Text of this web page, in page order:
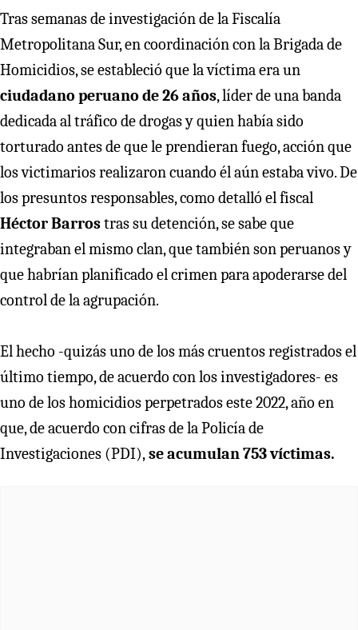
Tras semanas de investigación de la Fiscalía
Metropolitana Sur, en coordinación con la Brigada de
Homicidios, se estableció que la víctima era un
ciudadano peruano de 26 años, líder de una banda
dedicada al tráfico de drogas y quien había sido
torturado antes de que le prendieran fuego, acción que
los victimarios realizaron cuando él aún estaba vivo. De
los presuntos responsables, como detalló el fiscal
Héctor Barrostras su detención, se sabe que
integraban el mismo clan, que también son peruanos y
que habrían planificado el crimen para apoderarse del
control de la agrupación.
El hecho -quizás uno de los más cruentos registrados el
último tiempo, de acuerdo con los investigadores- es
uno de los homicidios perpetrados este 2022, año en
que, de acuerdo con cifras de la Policía de
Investigaciones (PDI),se acumulan 753 víctimas.